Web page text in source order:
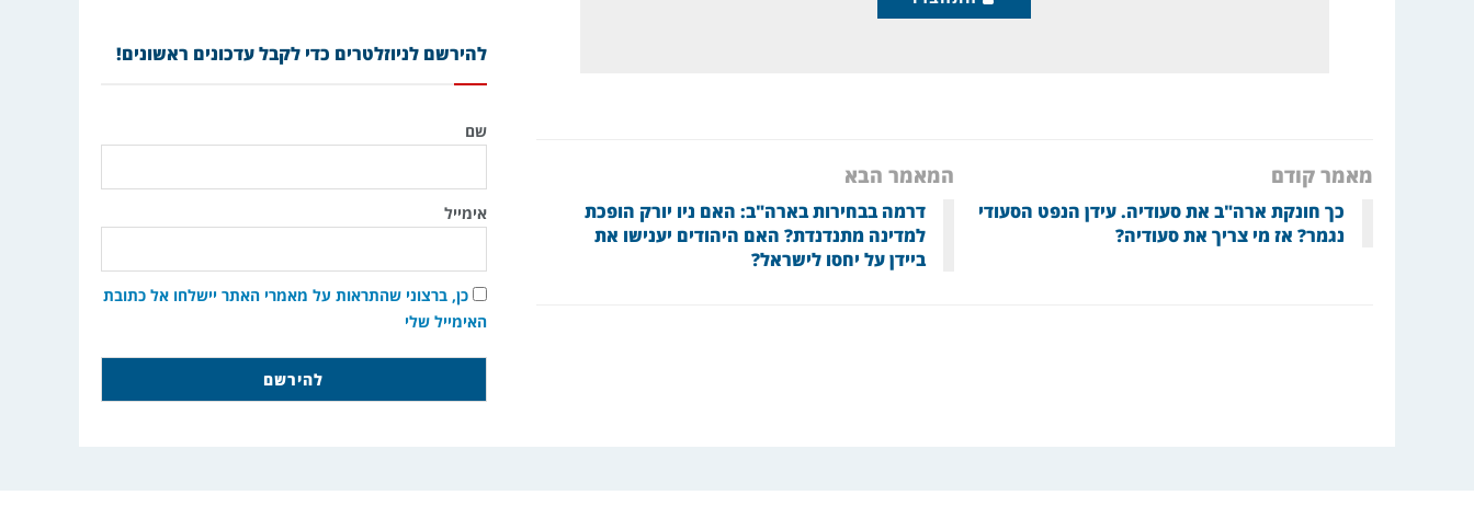
מאמר קודם
כך חונקת ארה"ב את סעודיה. עידן הנפט הסעודי
נגמר? אז מי צריך את סעודיה?
המאמר הבא
דרמה בבחירות בארה"ב: האם ניו יורק הופכת
למדינה מתנדנדת? האם היהודים יענישו את
ביידן על יחסו לישראל?
להירשם לניוזלטרים כדי לקבל עדכונים ראשונים!
שם
אימייל
כן, ברצוני שהתראות על מאמרי האתר יישלחו אל כתובת
האימייל שלי